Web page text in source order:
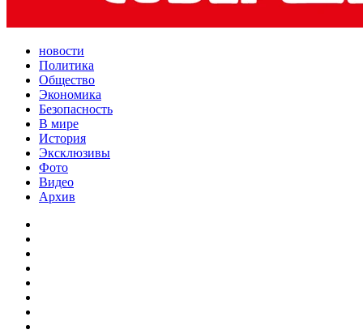
новости
Политика
Общество
Экономика
Безопасность
В мире
История
Эксклюзивы
Фото
Видео
Архив